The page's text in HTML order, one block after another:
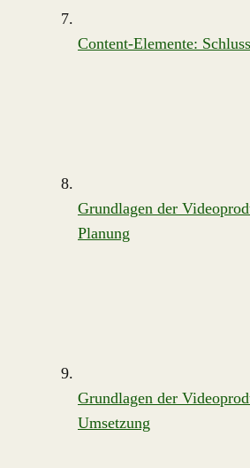
Content-Elemente:
Grundlagen der
Planung
Grundlagen der
Umsetzung